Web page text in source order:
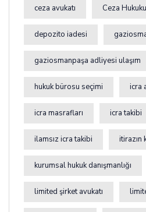
ceza avukatı Ceza Hukuku
depozito iadesi
gaziosmanpaşa adliyesi ulaşım
hukuk bürosu seçimi icra
icra masrafları icra takibi
ilamsız icra takibi itirazın
kurumsal hukuk danışmanlığı
limited şirket avukatı